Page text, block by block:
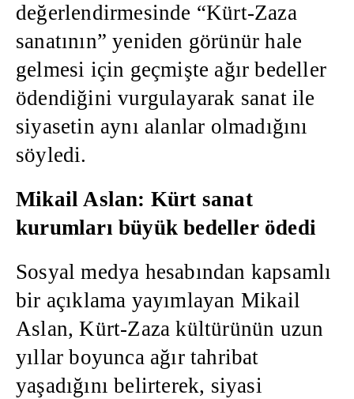
değerlendirmesinde “Kürt-Zaza
sanatının” yeniden görünür hale
gelmesi için geçmişte ağır bedeller
ödendiğini vurgulayarak sanat ile
siyasetin aynı alanlar olmadığını
söyledi.
Mikail Aslan: Kürt sanat
kurumları büyük bedeller ödedi
Sosyal medya hesabından kapsamlı
bir açıklama yayımlayan Mikail
Aslan, Kürt-Zaza kültürünün uzun
yıllar boyunca ağır tahribat
yaşadığını belirterek, siyasi